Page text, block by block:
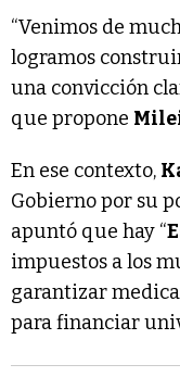
“Venimos de
logramos
una convicción
que propone
En ese contexto,
Gobierno por su
apuntó que hay “
impuestos a los
garantizar
para financiar